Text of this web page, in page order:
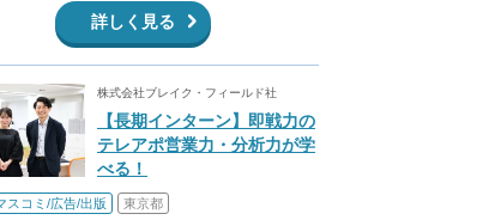
詳しく見る
株式会社ブレイク・フィールド社
【長期インターン】即戦力の
テレアポ営業力・分析力が学
べる！
スコミ/広告/出版 東京都